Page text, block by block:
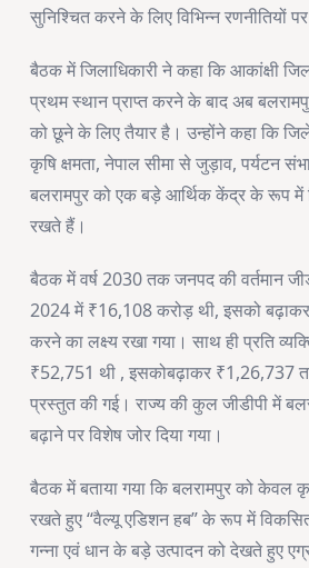
सुनिश्चित करने के लिए विभिन्न रणनीतियों
बैठक में जिलाधिकारी ने कहा कि आकांक्षी
प्रथम स्थान प्राप्त करने के बाद अब
को छूने के लिए तैयार है। उन्होंने कहा कि
कृषि क्षमता, नेपाल सीमा से जुड़ाव, पर्यटन
बलरामपुर को एक बड़े आर्थिक केंद्र के रूप में
रखते हैं।
बैठक में वर्ष 2030 तक जनपद की वर्तमान
2024 में ₹16,108 करोड़ थी, इसको
करने का लक्ष्य रखा गया। साथ ही प्रति
₹52,751 थी , इसकोबढ़ाकर ₹1,26,737
प्रस्तुत की गई। राज्य की कुल जीडीपी में
बढ़ाने पर विशेष जोर दिया गया।
बैठक में बताया गया कि बलरामपुर को केवल
रखते हुए “वैल्यू एडिशन हब” के रूप में
गन्ना एवं धान के बड़े उत्पादन को देखते हुए